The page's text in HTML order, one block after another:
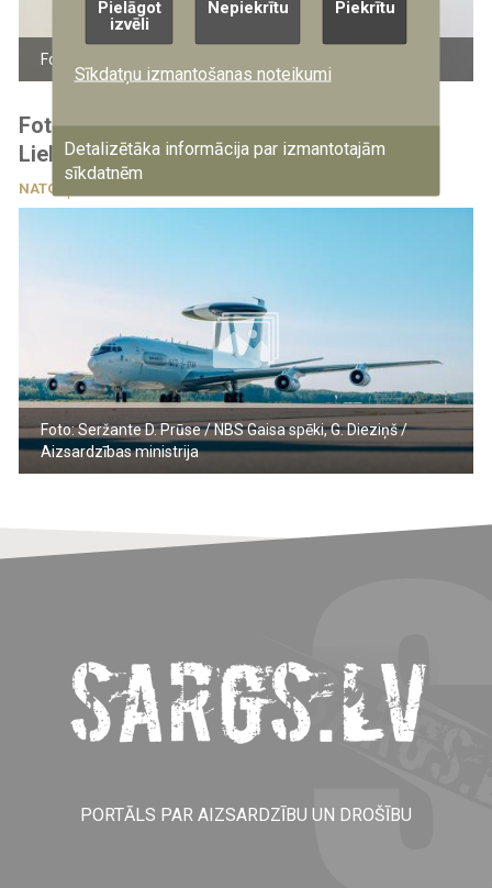
Foto: Gatis Dieziņš/Aizsardzības ministrija
Foto: NATO AWACS gaisa kuģis nolaižas
Lielvārdē
NATO
Foto: Seržante D. Prūse / NBS Gaisa spēki, G. Dieziņš /
Aizsardzības ministrija
PORTĀLS PAR AIZSARDZĪBU UN DROŠĪBU
Pielāgot
izvēli
Nepiekrītu Piekrītu
Sīkdatņu izmantošanas noteikumi
Detalizētāka informācija par izmantotajām
sīkdatnēm